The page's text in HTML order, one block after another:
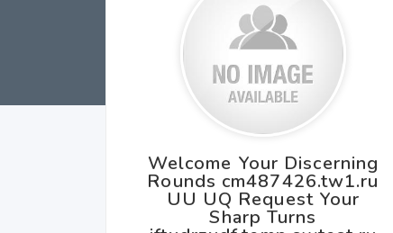
Welcome Your Discerning
Rounds cm487426.tw1.ru
UU UQ Request Your
Sharp Turns